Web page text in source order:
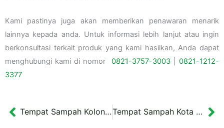
Kami pastinya juga akan memberikan penawaran menarik
lainnya kepada anda. Untuk informasi lebih lanjut atau ingin
berkonsultasi terkait produk yang kami hasilkan, Anda dapat
menghubungi kami di nomor 0821-3757-3003 0821-1212-
3377
Prev Tempat Sampah Kolonial Gresik Tempat Sampah Kota Malang